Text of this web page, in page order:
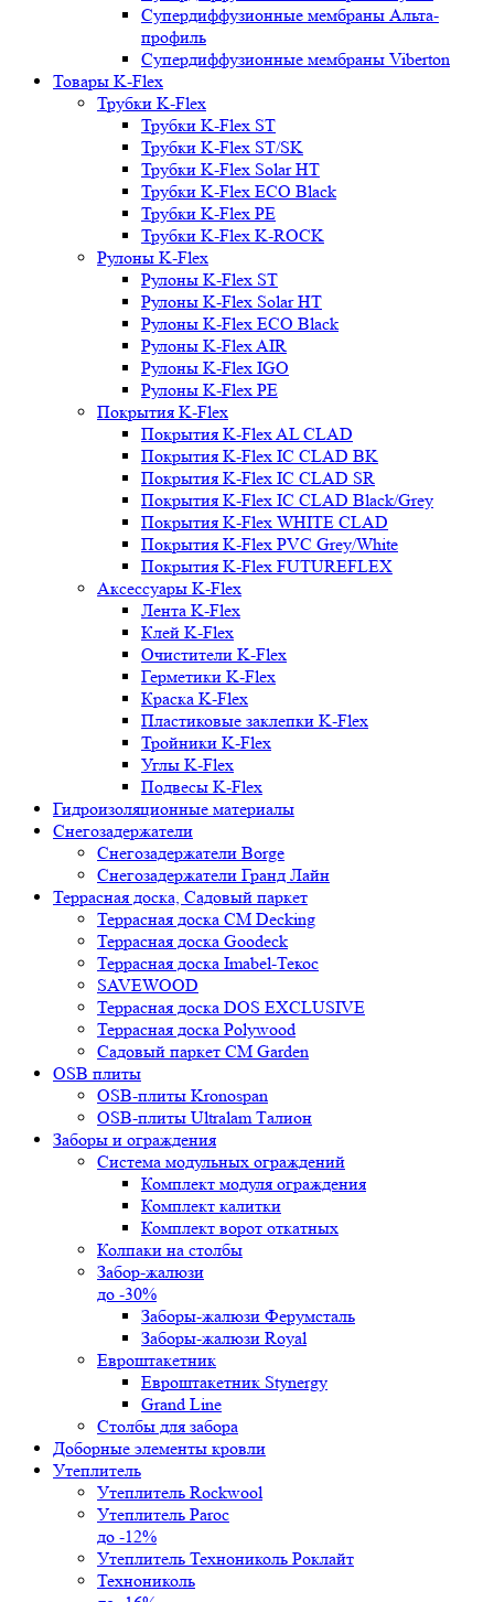
Супердиффузионные мембраны Альта-
профиль
Супердиффузионные мембраны Viberton
Товары K-Flex
Трубки K-Flex
Трубки K-Flex ST
Трубки K-Flex ST/SK
Трубки K-Flex Solar HT
Трубки K-Flex ECO Black
Трубки K-Flex PE
Трубки K-Flex K-ROCK
Рулоны K-Flex
Рулоны K-Flex ST
Рулоны K-Flex Solar HT
Рулоны K-Flex ECO Black
Рулоны K-Flex AIR
Рулоны K-Flex IGO
Рулоны K-Flex PE
Покрытия K-Flex
Покрытия K-Flex AL CLAD
Покрытия K-Flex IC CLAD BK
Покрытия K-Flex IC CLAD SR
Покрытия K-Flex IC CLAD Black/Grey
Покрытия K-Flex WHITE CLAD
Покрытия K-Flex PVC Grey/White
Покрытия K-Flex FUTUREFLEX
Аксессуары K-Flex
Лента K-Flex
Клей K-Flex
Очистители K-Flex
Герметики K-Flex
Краска K-Flex
Пластиковые заклепки K-Flex
Тройники K-Flex
Углы K-Flex
Подвесы K-Flex
Гидроизоляционные материалы
Снегозадержатели
Снегозадержатели Borge
Снегозадержатели Гранд Лайн
Террасная доска, Садовый паркет
Террасная доска CM Decking
Террасная доска Goodeck
Террасная доска Imabel-Текос
SAVEWOOD
Террасная доска DOS EXCLUSIVE
Террасная доска Polywood
Садовый паркет CM Garden
OSB плиты
OSB-плиты Kronospan
OSB-плиты Ultralam Талион
Заборы и ограждения
Система модульных ограждений
Комплект модуля ограждения
Комплект калитки
Комплект ворот откатных
Колпаки на столбы
Забор-жалюзи
до -30%
Заборы-жалюзи Ферумсталь
Заборы-жалюзи Royal
Евроштакетник
Евроштакетник Stynergy
Grand Line
Столбы для забора
Доборные элементы кровли
Утеплитель
Утеплитель Rockwool
Утеплитель Paroc
до -12%
Утеплитель Технониколь Роклайт
Технониколь